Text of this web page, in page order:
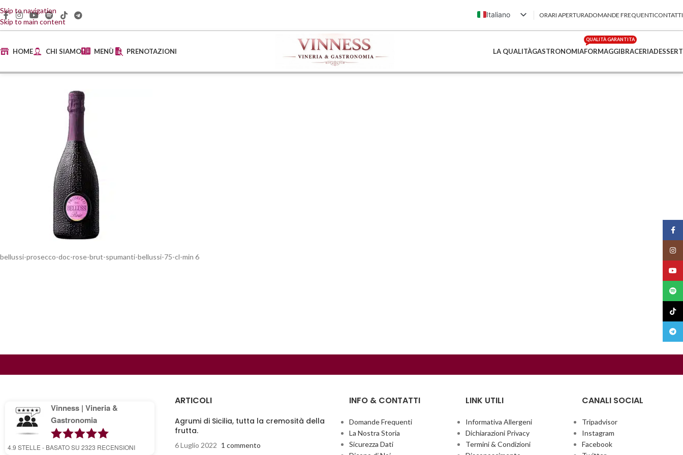
Skip to navigation
Skip to main content
Italiano
English (UK)
Français
ORARI APERTURADOMANDE FREQUENTICONTATTI
HOME CHI SIAMO MENÙ PRENOTAZIONI LA QUALITÀGASTRONOMIAFORMAGGI
QUALITÀ GARANTITA
BRACERIADESSERT
bellussi-prosecco-doc-rose-brut-spumanti-bellussi-75-cl-min 6
Vinness | Vineria &
Gastronomia
4.9 STELLE - BASATO SU 2323 RECENSIONI
ARTICOLI
Agrumi di Sicilia, tutta la cremosità della
frutta.
6 Luglio 2022 1 commento
INFO & CONTATTI
Domande Frequenti
La Nostra Storia
Sicurezza Dati
LINK UTILI
Informativa Allergeni
Dichiarazioni Privacy
Termini & Condizioni
CANALI SOCIAL
Tripadvisor
Instagram
Facebook